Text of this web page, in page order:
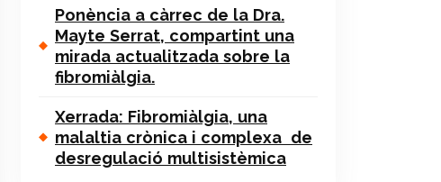
Ponència a càrrec de la Dra.
Mayte Serrat, compartint una
mirada actualitzada sobre la
fibromiàlgia.
Xerrada: Fibromiàlgia, una
malaltia crònica i complexa de
desregulació multisistèmica